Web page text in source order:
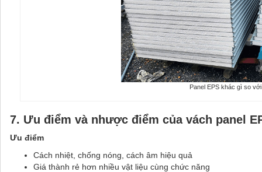
Panel EPS khác gì so
7. Ưu điểm và nhược điểm của vách panel
Ưu điểm
Cách nhiệt, chống nóng, cách âm hiệu quả
Giá thành rẻ hơn nhiều vật liệu cùng chức năng